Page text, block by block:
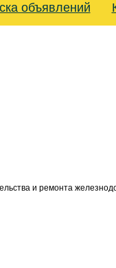
объявлений
и ремонта